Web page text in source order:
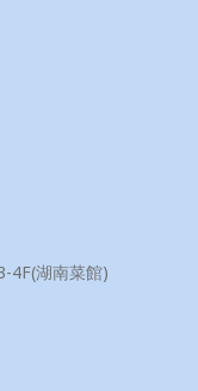
4F(湖南菜館)